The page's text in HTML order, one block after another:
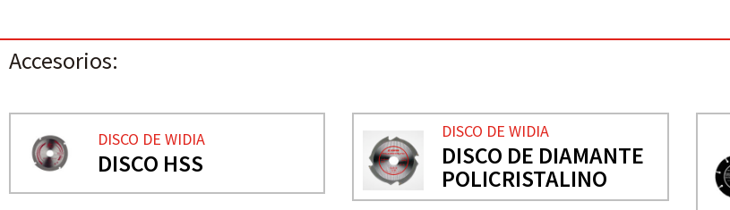
Accesorios:
DISCO DE WIDIA
DISCO HSS
DISCO DE WIDIA
DISCO DE DIAMANTE
POLICRISTALINO